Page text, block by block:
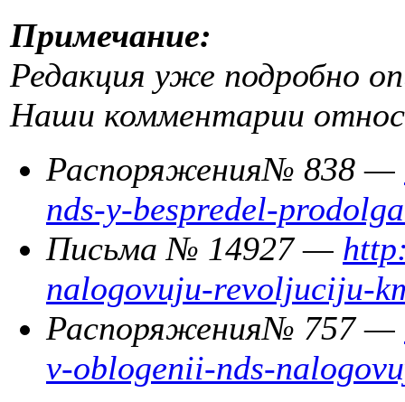
Примечание:
Редакция уже подробно
Наши комментарии
Распоряжения№ 838 —
nds-y-bespredel-
Письма № 14927 —
nalogovuju-revoljuciju-
Распоряжения№ 757 —
v-oblogenii-nds-